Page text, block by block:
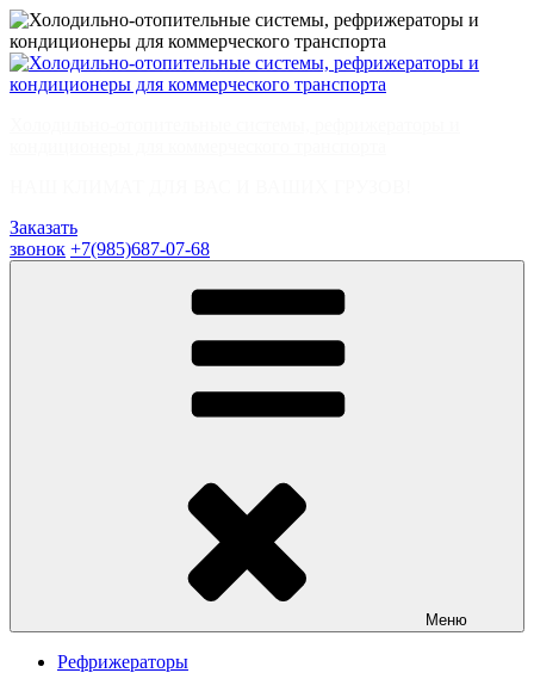
Перейти
к
содержимому
Заказать
звонок +7(985)687-07-68
Меню
Рефрижераторы